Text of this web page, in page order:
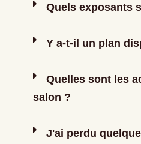
Quels exposants
Y a-t-il un plan
Quelles sont les
salon ?
J'ai perdu